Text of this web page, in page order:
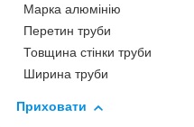
Марка алюмінію
Перетин труби
Товщина стінки труби
Ширина труби
Приховати